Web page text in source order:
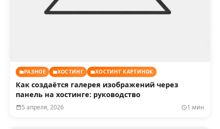
РАЗНОЕ ХОСТИНГ ХОСТИНГ КАРТИНОК
Как создаётся галерея изображений через
панель на хостинге: руководство
5 апреля, 2026 1 мин